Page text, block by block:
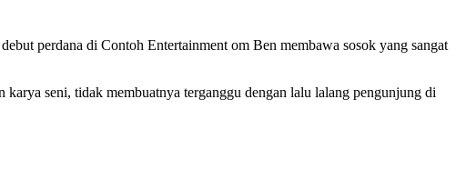
perdana di Contoh Entertainment om Ben membawa sosok yang sangat
seni, tidak membuatnya terganggu dengan lalu lalang pengunjung di